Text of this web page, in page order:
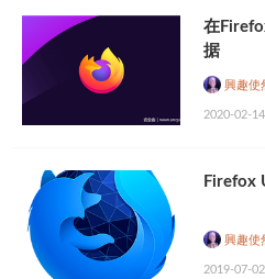
在
据
興趣使
2020-02-
Firefox
興趣使
2019-07-